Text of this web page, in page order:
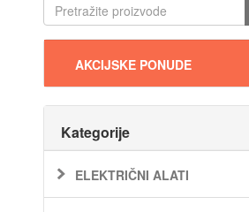
AKCIJSKE PONUDE
Kategorije
ELEKTRIČNI ALATI